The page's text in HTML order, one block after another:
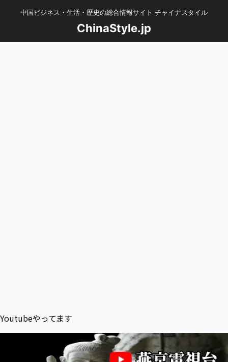
中国ビジネス・生活・歴史の総合情報サイト チャイナスタイル
ChinaStyle.jp
Youtubeやってます